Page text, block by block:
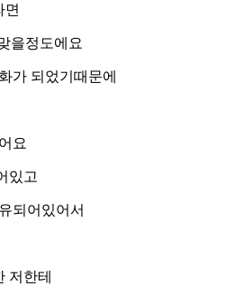
면
을정도에요
가 되었기때문에
요
있고
되어있어서
저한테